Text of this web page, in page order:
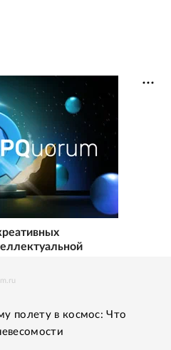
полету в космос: Что